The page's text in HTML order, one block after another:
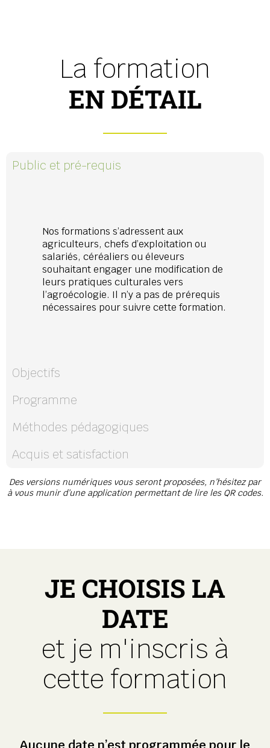
La formation
EN DÉTAIL
Public et pré-requis
Nos formations s’adressent aux
agriculteurs, chefs d’exploitation ou
salariés, céréaliers ou éleveurs
souhaitant engager une modification de
leurs pratiques culturales vers
l’agroécologie. Il n’y a pas de prérequis
nécessaires pour suivre cette formation.
Objectifs
Programme
Méthodes pédagogiques
Acquis et satisfaction
Des versions numériques vous seront proposées, n’hésitez par
à vous munir d’une application permettant de lire les QR codes.
JE CHOISIS LA
DATE
et je m'inscris à
cette formation
Aucune date n’est programmée pour le